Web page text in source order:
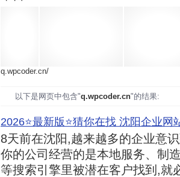
q.wpcoder.cn/
以下是网页中包含"q.wpcoder.cn"的结果:
2026⭐️最新版⭐️猜你在找 沈阳企业网
8天前在沈阳,越来越多的企业意
你的公司经营的是本地服务、制
等搜索引擎里被潜在客户找到,就